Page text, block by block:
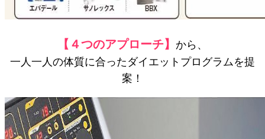
【４つのアプローチ】 から、
一人一人の体質に合ったダイエットプログラムを提
案！